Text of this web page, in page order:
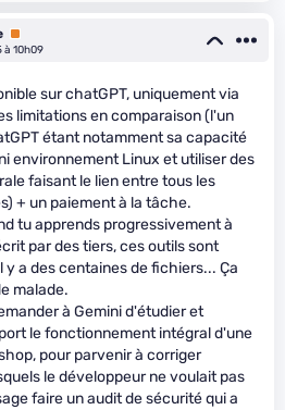
Premium
10h09
sur chatGPT, uniquement via
limitations en comparaison (l'un
étant notamment sa capacité
environnement Linux et utiliser des
faisant le lien entre tous les
+ un paiement à la tâche.
tu apprends progressivement à
par des tiers, ces outils sont
a des centaines de fichiers... Ça
malade.
à Gemini d'étudier et
le fonctionnement intégral d'une
pour parvenir à corriger
le développeur ne voulait pas
faire un audit de sécurité qui a